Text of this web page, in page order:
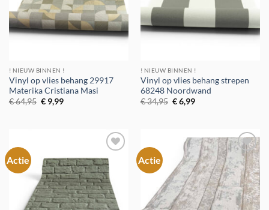
! NIEUW BINNEN !
Vinyl op vlies behang 29917
Materika Cristiana Masi
€64,95 Oorspronkelijke
prijs
€9,99Huidige
! NIEUW BINNEN !
Vinyl op vlies behang strepen
68248 Noordwand
€34,95 Oorspronkelijke
prijs
€6,99Huidige
Actie
Toevoegen
aan
verlanglijst
Actie
Toevoegen
aan
verlanglijst